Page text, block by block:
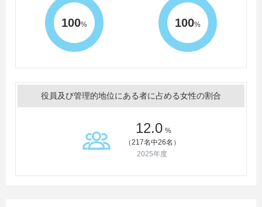
100% 100%
役員及び管理的地位にある者に占める女性の割合
12.0 %
（217名中26名）
2025年度